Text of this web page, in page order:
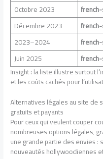
Octobre 2023
Décembre 2023
2023–2024
Juin 2025
Insight : la liste illustre surtout
et les coûts cachés pour
Alternatives légales au site de
gratuits et payants
Pour ceux qui veulent couper
nombreuses options légales,
une grande partie des envies :
nouveautés hollywoodiennes